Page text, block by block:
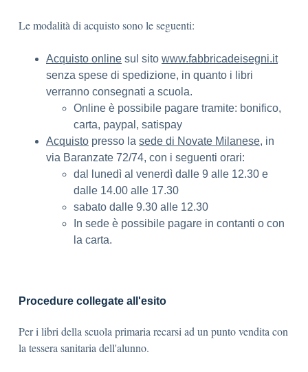
Le modalità di acquisto sono le seguenti:
Acquisto online sul sito www.fabbricadeisegni.it
senza spese di spedizione, in quanto i libri
verranno consegnati a scuola.
Online è possibile pagare tramite: bonifico,
carta, paypal, satispay
Acquisto presso la sede di Novate Milanese, in
via Baranzate 72/74, con i seguenti orari:
dal lunedì al venerdì dalle 9 alle 12.30 e
dalle 14.00 alle 17.30
sabato dalle 9.30 alle 12.30
In sede è possibile pagare in contanti o con
la carta.
Procedure collegate all'esito
Per i libri della scuola primaria recarsi ad un punto vendita con
la tessera sanitaria dell'alunno.